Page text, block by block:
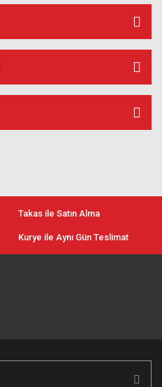
Takas ile Satın Alma
Kurye ile Aynı Gün Teslimat